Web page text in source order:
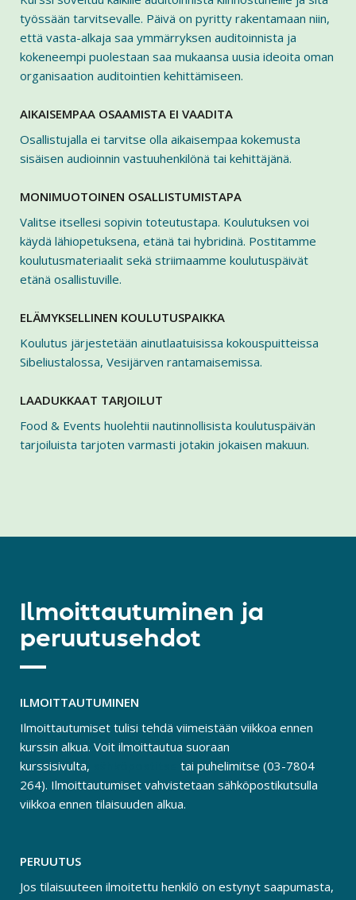
työssään tarvitsevalle. Päivä on pyritty rakentamaan niin,
että vasta-alkaja saa ymmärryksen auditoinnista ja
kokeneempi puolestaan saa mukaansa uusia ideoita oman
organisaation auditointien kehittämiseen.
AIKAISEMPAA OSAAMISTA EI VAADITA
Osallistujalla ei tarvitse olla aikaisempaa kokemusta
sisäisen audioinnin vastuuhenkilönä tai kehittäjänä.
MONIMUOTOINEN OSALLISTUMISTAPA
Valitse itsellesi sopivin toteutustapa. Koulutuksen voi
käydä lähiopetuksena, etänä tai hybridinä. Postitamme
koulutusmateriaalit sekä striimaamme koulutuspäivät
etänä osallistuville.
ELÄMYKSELLINEN KOULUTUSPAIKKA
Koulutus järjestetään ainutlaatuisissa kokouspuitteissa
Sibeliustalossa, Vesijärven rantamaisemissa.
LAADUKKAAT TARJOILUT
Food & Events huolehtii nautinnollisista koulutuspäivän
tarjoiluista tarjoten varmasti jotakin jokaisen makuun.
Ilmoittautuminen ja
peruutusehdot
ILMOITTAUTUMINEN
Ilmoittautumiset tulisi tehdä viimeistään viikkoa ennen
kurssin alkua. Voit ilmoittautua suoraan
kurssisivulta,
tai puhelimitse (03-7804
264). Ilmoittautumiset vahvistetaan sähköpostikutsulla
viikkoa ennen tilaisuuden alkua.
PERUUTUS
Jos tilaisuuteen ilmoitettu henkilö on estynyt saapumasta,